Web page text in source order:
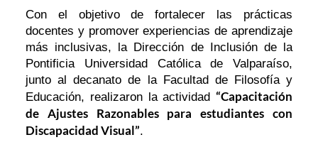
Con el objetivo de fortalecer las prácticas
docentes y promover experiencias de aprendizaje
más inclusivas, la Dirección de Inclusión de la
Pontificia Universidad Católica de Valparaíso,
junto al decanato de la Facultad de Filosofía y
Educación, realizaron la actividad “Capacitación
de Ajustes Razonables para estudiantes con
Discapacidad Visual”.